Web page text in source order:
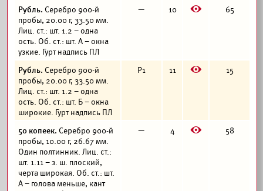
Рубль. Серебро 900-й
пробы, 20.00 г, 33.50 мм.
Лиц. ст.: шт. 1.2 – одна
ость. Об. ст.: шт. А – окна
узкие. Гурт надпись ПЛ
— 10 E 65
Рубль. Серебро 900-й
пробы, 20.00 г, 33.50 мм.
Лиц. ст.: шт. 1.2 – одна
ость. Об. ст.: шт. Б – окна
широкие. Гурт надпись ПЛ
Р1 11 E 15
50 копеек. Серебро 900-й
пробы, 10.00 г, 26.67 мм.
Один полтинник. Лиц. ст.:
шт. 1.11 – з. ш. плоский,
черта широкая. Об. ст.: шт.
А – голова меньше, кант
— 4 E 58